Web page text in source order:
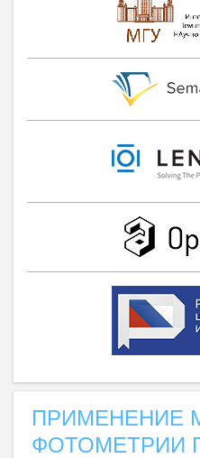
ПРИМЕНЕНИЕ
ФОТОМЕТРИИ